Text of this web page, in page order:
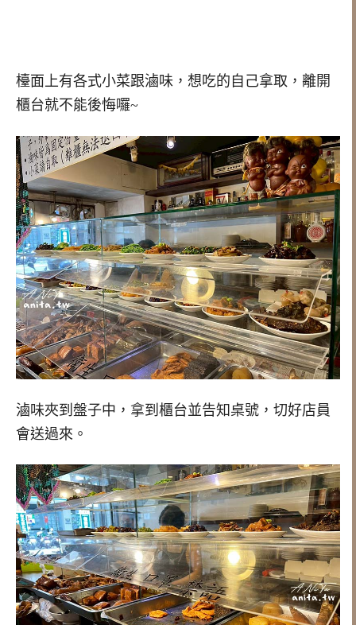
檯面上有各式小菜跟滷味，想吃的自己拿取，離開
櫃台就不能後悔囉~
滷味夾到盤子中，拿到櫃台並告知桌號，切好店員
會送過來。